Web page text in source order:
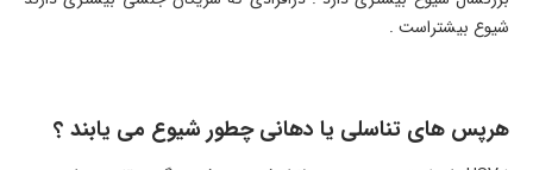
شیوع بیشتراست .
هرپس های تناسلی یا دهانی چطور شیوع می یابند ؟